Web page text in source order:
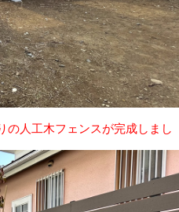
の人工木フェンスが完成しまし